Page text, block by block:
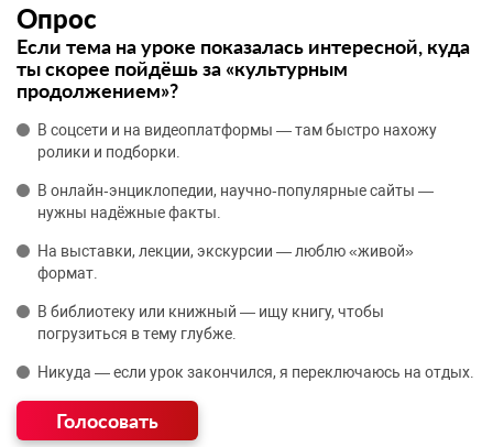
Опрос
Если тема на уроке показалась интересной, куда
ты скорее пойдёшь за «культурным
продолжением»?
В соцсети и на видеоплатформы — там быстро нахожу
ролики и подборки.
В онлайн‑энциклопедии, научно‑популярные сайты —
нужны надёжные факты.
На выставки, лекции, экскурсии — люблю «живой»
формат.
В библиотеку или книжный — ищу книгу, чтобы
погрузиться в тему глубже.
Никуда — если урок закончился, я переключаюсь на отдых.